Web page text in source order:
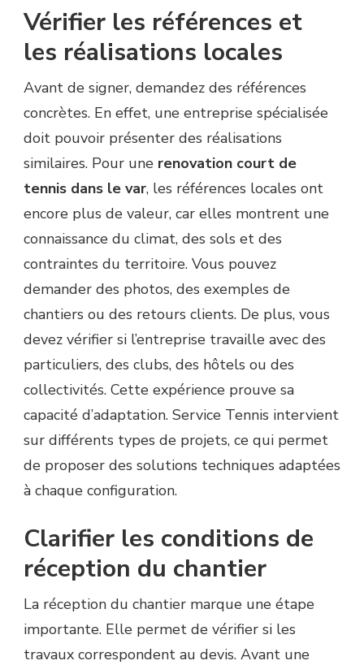
Vérifier les références et
les réalisations locales
Avant de signer, demandez des références
concrètes. En effet, une entreprise spécialisée
doit pouvoir présenter des réalisations
similaires. Pour une renovation court de
tennis dans le var, les références locales ont
encore plus de valeur, car elles montrent une
connaissance du climat, des sols et des
contraintes du territoire. Vous pouvez
demander des photos, des exemples de
chantiers ou des retours clients. De plus, vous
devez vérifier si l’entreprise travaille avec des
particuliers, des clubs, des hôtels ou des
collectivités. Cette expérience prouve sa
capacité d’adaptation. Service Tennis intervient
sur différents types de projets, ce qui permet
de proposer des solutions techniques adaptées
à chaque configuration.
Clarifier les conditions de
réception du chantier
La réception du chantier marque une étape
importante. Elle permet de vérifier si les
travaux correspondent au devis. Avant une